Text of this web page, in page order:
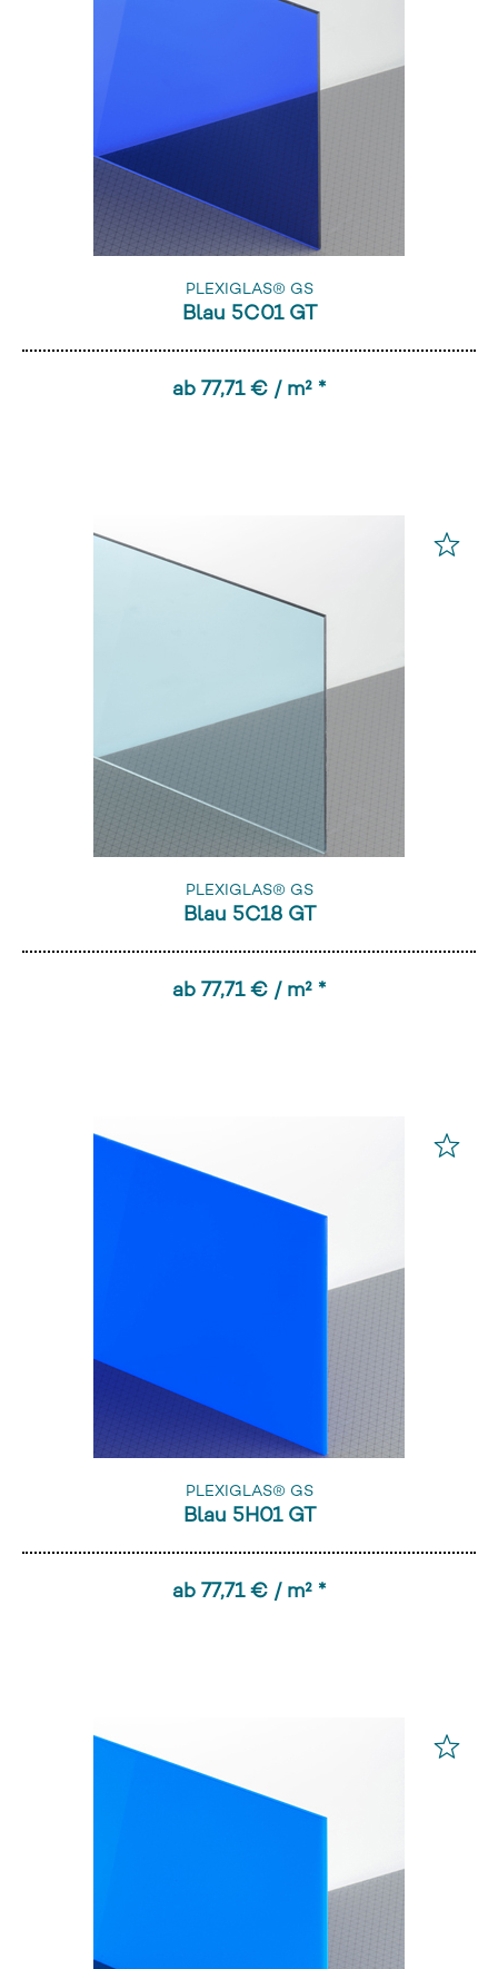
PLEXIGLAS® GS
Blau 5C01 GT
ab 77,71 € / m² *
PLEXIGLAS® GS
Blau 5C18 GT
ab 77,71 € / m² *
PLEXIGLAS® GS
Blau 5H01 GT
ab 77,71 € / m² *